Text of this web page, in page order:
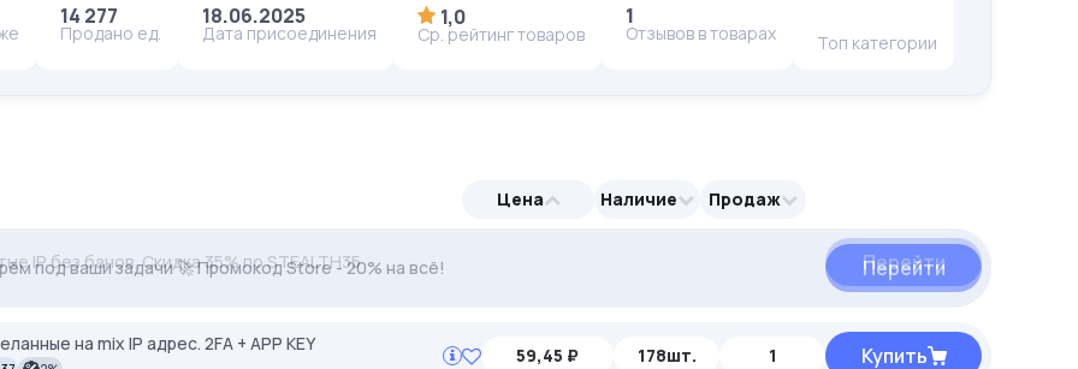
14 277
Продано ед.
18.06.2025
Дата присоединения
1,0
Ср. рейтинг товаров
1
Отзывов в товарах Топ категории
Цена Наличие Продаж
под ваши задачи 🚀 Промокод Store - 20% на всё! Перейти
Перейти
IP без банов. Скидка 35% по STEALTH35 Перейти
на mix IP адрес. 2FA + APP KEY
59,45 ₽ 178шт. 1 Купить